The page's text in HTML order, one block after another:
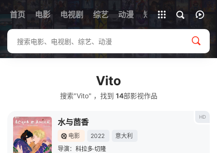
首页 电影 电视剧 综艺 动漫 短剧
全部影片
Vito
搜索"Vito" ，找到 14部影视作品
HD
水与茴香
电影 2022
意大利
导演： 科拉多·切隆